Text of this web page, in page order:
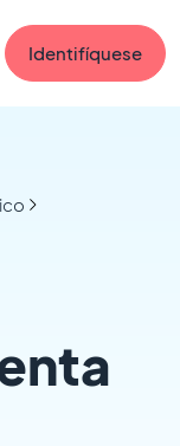
Identifíquese